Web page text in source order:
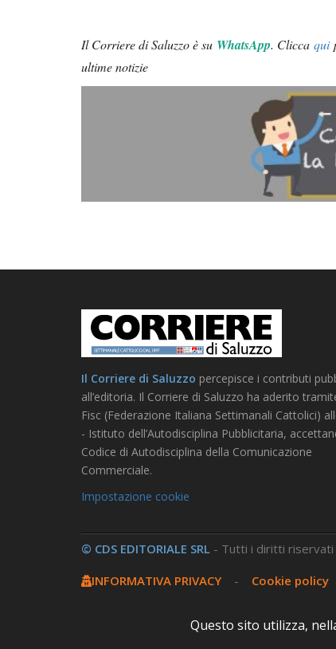
Il Corriere di Saluzzo è su WhatsApp. Clicca qui
ultime notizie
Il Corriere di Saluzzo percepisce i contributi
all’editoria. Il Corriere di Saluzzo ha aderito
Fisc (Federazione Italiana Settimanali Cattolici)
- Istituto dell’Autodisciplina Pubblicitaria,
Codice di Autodisciplina della Comunicazione
Commerciale.
Impostazione cookie
© CDS EDITORIALE SRL - Tutti i diritti riservati
INFORMATIVA PRIVACY - Cookie policy
Questo sito utilizza,